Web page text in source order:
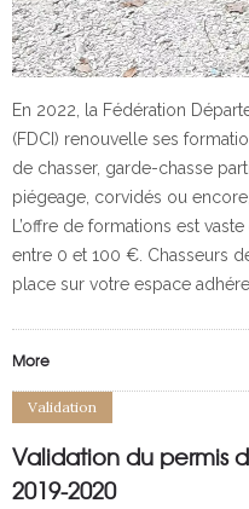
En 2022, la Fédération
(FDCI) renouvelle ses
de chasser, garde-chasse
piégeage, corvidés ou
L’offre de formations est
entre 0 et 100 €. Chasseurs
place sur votre espace
More
Validation
Validation du permis
2019-2020